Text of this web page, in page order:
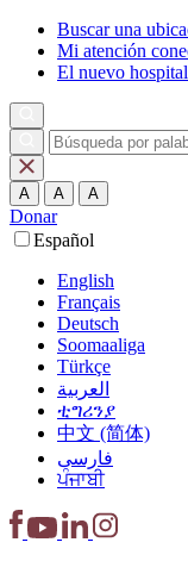
Buscar una
Mi atención
El nuevo
A A A
Donar
Español
English
Français
Deutsch
Soomaaliga
Türkçe
العربية‏
ቲግሪንያ
中文 (简体)
فارسی
ਪੰਜਾਬੀ